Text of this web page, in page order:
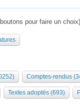
Bureau Collège des
pour faire un choix)
Comptes-rendus
Textes adoptés (693)